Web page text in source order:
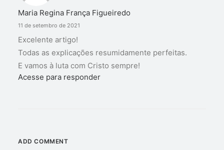
Maria Regina França Figueiredo
11 de setembro de 2021
Excelente artigo!
Todas as explicações resumidamente perfeitas.
E vamos à luta com Cristo sempre!
Acesse para responder
ADD COMMENT